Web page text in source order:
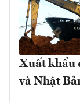
Xuất khẩu
và Nhật